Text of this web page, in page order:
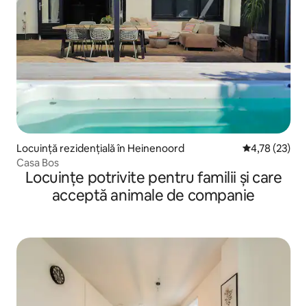
Locuință rezidențială în Heinenoord Scor mediu
4,78 (23)
Casa Bos
Locuințe potrivite pentru familii și care
acceptă animale de companie